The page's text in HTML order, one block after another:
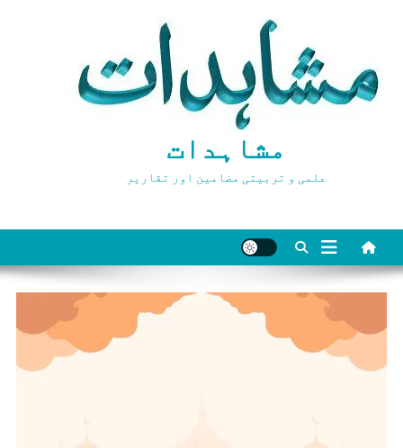
مشاہدات
علمی و تربیتی مضامین اور تقاریر